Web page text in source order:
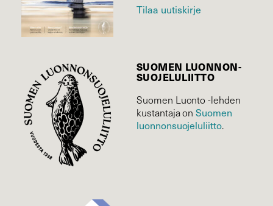
Tilaa uutiskirje
SUOMEN LUONNON­
SUOJELU­LIITTO
Suomen Luonto -lehden
kustantaja onSuomen
luonnonsuojelu­liitto.